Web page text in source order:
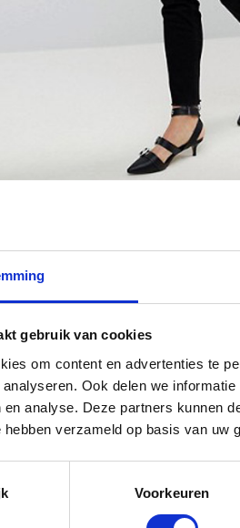
gebruik van cookies
om content en advertenties te
Ook delen we
en analyse. Deze partners kunnen
verzameld op basis van uw
Voorkeuren